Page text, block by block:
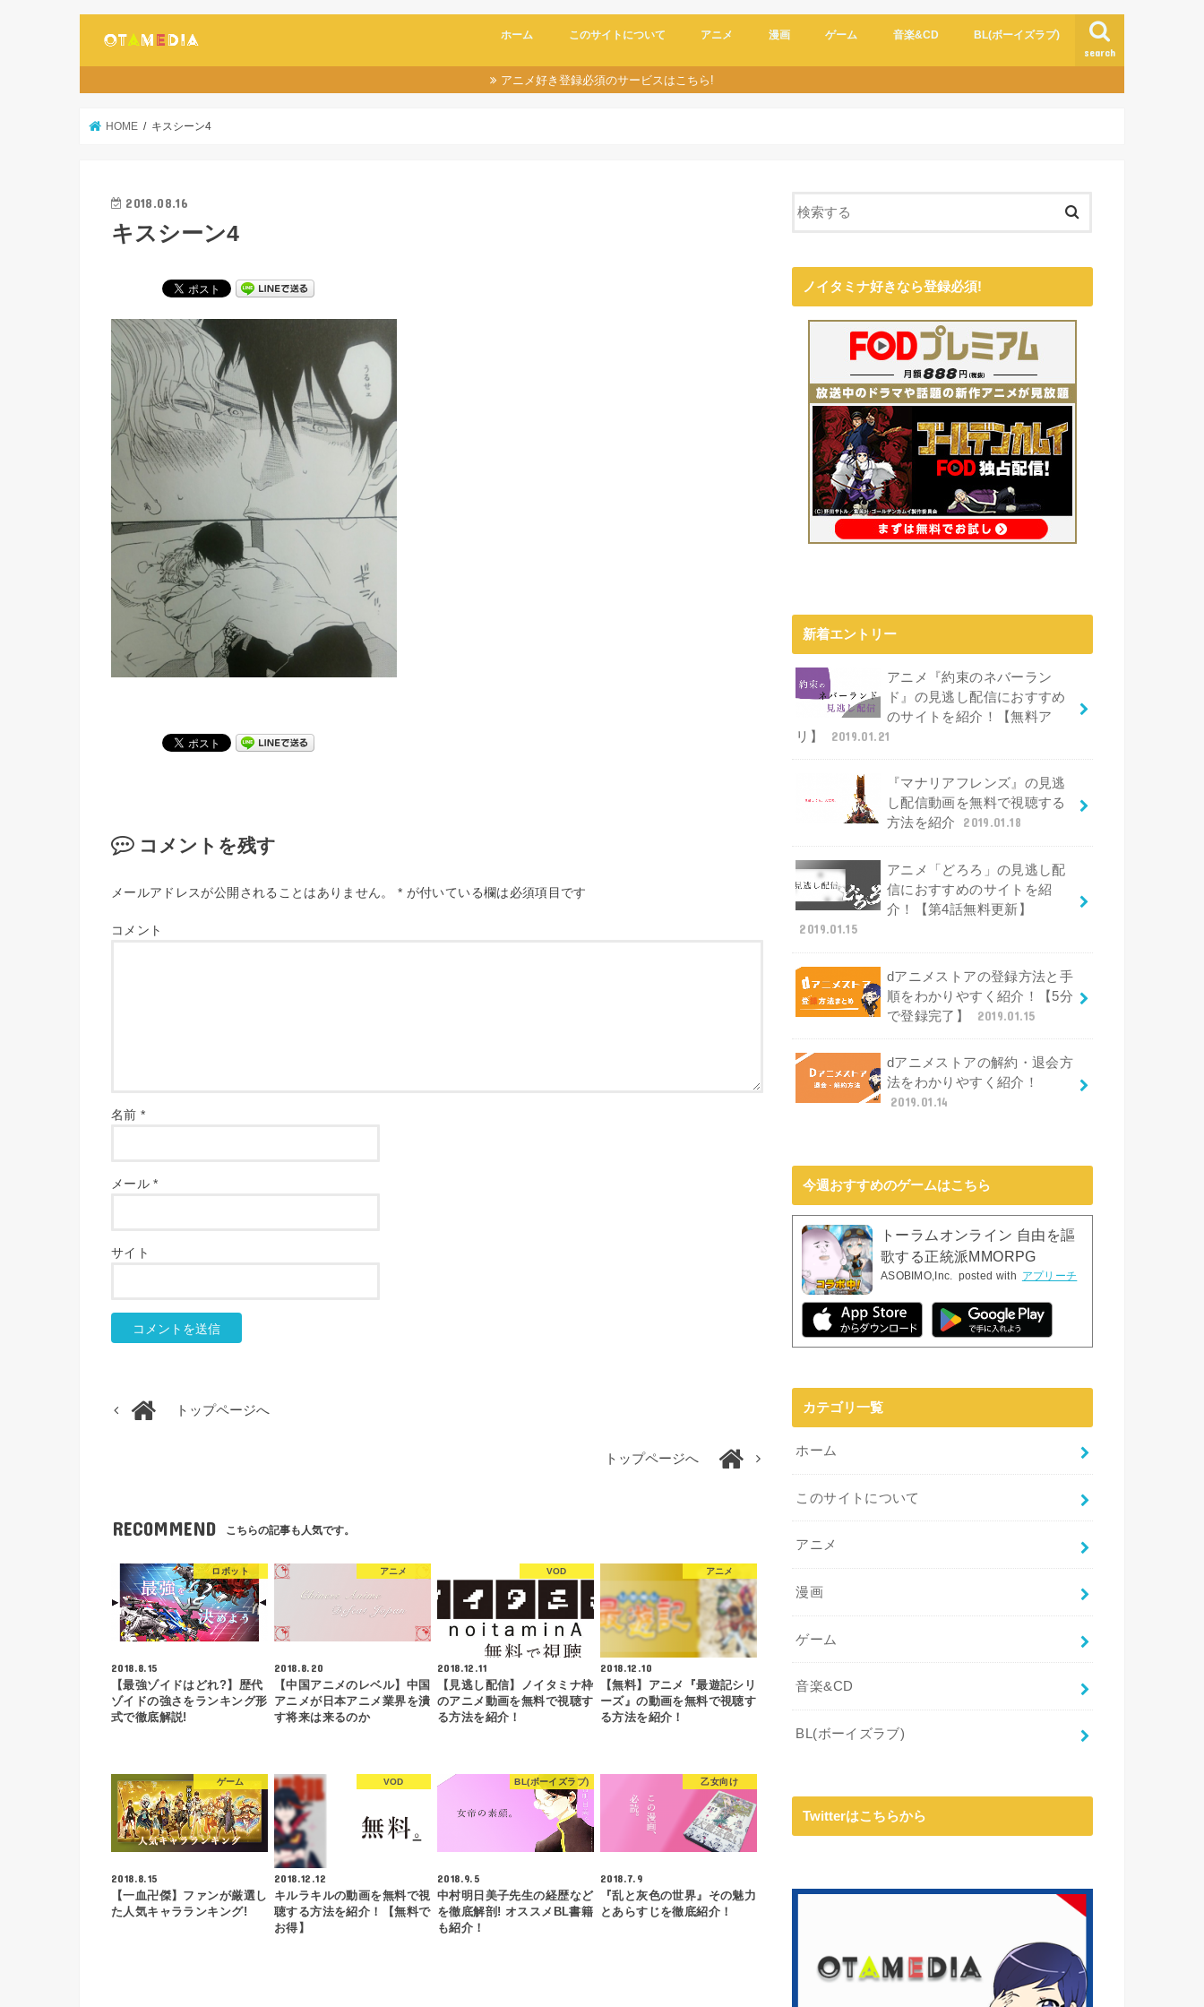
search
ホーム このサイトについて アニメ 漫画 ゲーム 音楽&CD BL(ボーイズラブ)
アニメ好き登録必須のサービスはこちら!
HOME キスシーン4
2018.08.16
キスシーン4
コメントを残す
メールアドレスが公開されることはありません。 * が付いている欄は必須項目です
コメント
名前*
メール*
サイト
トップページへ
トップページへ
RECOMMEND こちらの記事も人気です。
ロボット
2018.8.15
【最強ゾイドはどれ?】歴代
ゾイドの強さをランキング形
式で徹底解説!
アニメ
2018.8.20
【中国アニメのレベル】中国
アニメが日本アニメ業界を潰
す将来は来るのか
VOD
2018.12.11
【見逃し配信】ノイタミナ枠
のアニメ動画を無料で視聴す
る方法を紹介！
アニメ
2018.12.10
【無料】アニメ『最遊記シリ
ーズ』の動画を無料で視聴す
る方法を紹介！
ゲーム
2018.8.15
【一血卍傑】ファンが厳選し
た人気キャラランキング!
VOD
2018.12.12
キルラキルの動画を無料で視
聴する方法を紹介！【無料で
お得】
BL(ボーイズラブ)
2018.9.5
中村明日美子先生の経歴など
を徹底解剖! オススメBL書籍
も紹介！
乙女向け
2018.7.9
『乱と灰色の世界』その魅力
とあらすじを徹底紹介！
ノイタミナ好きなら登録必須!
新着エントリー
アニメ『約束のネバーラン
ド』の見逃し配信におすすめ
のサイトを紹介！【無料ア
リ】
2019.01.21
『マナリアフレンズ』の見逃
し配信動画を無料で視聴する
方法を紹介
2019.01.18
アニメ「どろろ」の見逃し配
信におすすめのサイトを紹
介！【第4話無料更新】
2019.01.15
dアニメストアの登録方法と手
順をわかりやすく紹介！【5分
で登録完了】
2019.01.15
dアニメストアの解約・退会方
法をわかりやすく紹介！
2019.01.14
今週おすすめのゲームはこちら
トーラムオンライン 自由を謳
歌する正統派MMORPG
ASOBIMO,Inc. posted with アプリーチ
カテゴリ一覧
ホーム
このサイトについて
アニメ
漫画
ゲーム
音楽&CD
BL(ボーイズラブ)
Twitterはこちらから